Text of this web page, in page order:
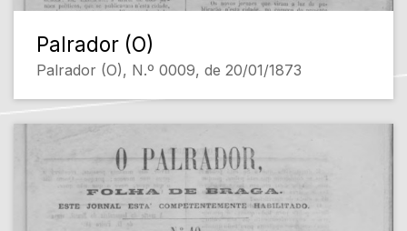
Palrador (O)
Palrador (O), N.º 0009, de 20/01/1873